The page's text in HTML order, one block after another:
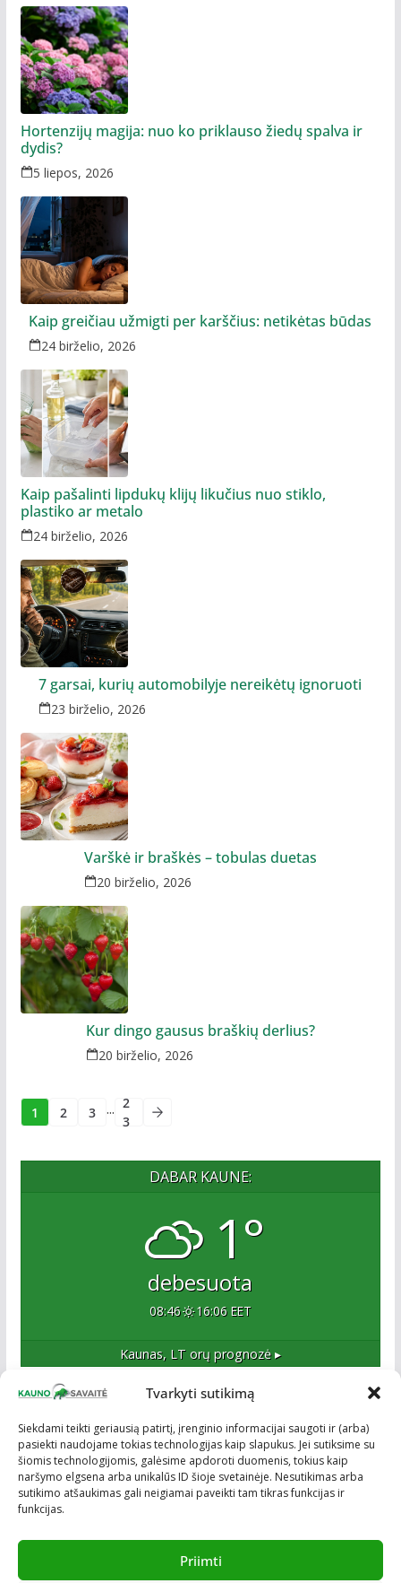
Tvarkyti sutikimą
Siekdami teikti geriausią patirtį, įrenginio informacijai saugoti ir (arba)
pasiekti naudojame tokias technologijas kaip slapukus. Jei sutiksime su
šiomis technologijomis, galėsime apdoroti duomenis, tokius kaip
naršymo elgsena arba unikalūs ID šioje svetainėje. Nesutikimas arba
sutikimo atšaukimas gali neigiamai paveikti tam tikras funkcijas ir
funkcijas.
Priimti
Hortenzijų magija: nuo ko priklauso žiedų spalva ir
dydis?
5 liepos, 2026
Kaip greičiau užmigti per karščius: netikėtas būdas
24 birželio, 2026
Kaip pašalinti lipdukų klijų likučius nuo stiklo,
plastiko ar metalo
24 birželio, 2026
7 garsai, kurių automobilyje nereikėtų ignoruoti
23 birželio, 2026
Varškė ir braškės – tobulas duetas
20 birželio, 2026
Kur dingo gausus braškių derlius?
20 birželio, 2026
1 2 3 ... 2
3
DABAR KAUNE:
1°
debesuota
08:46 16:06 EET
Kaunas, LTorų prognozė ▸
Esame naujas Kaune, tačiau veržlus ir profesionalus
kolektyvas. Ne naujokai žiniasklaidoje. Į Kauną
žengiame tvirtai įsitikinę savo sėkme.